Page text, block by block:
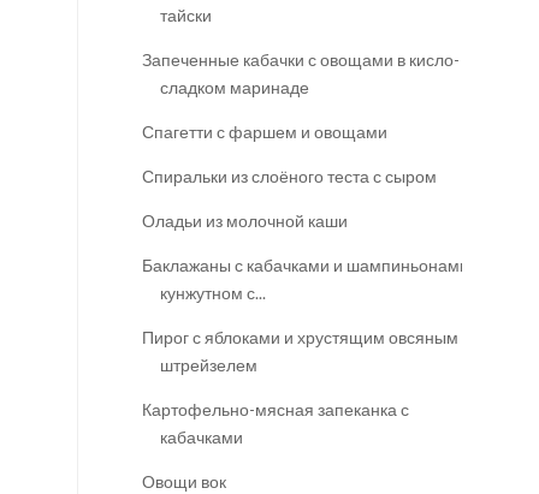
тайски
Запеченные кабачки с овощами в кисло-
сладком маринаде
Спагетти с фаршем и овощами
Спиральки из слоёного теста с сыром
Оладьи из молочной каши
Баклажаны с кабачками и шампиньонами в
кунжутном с...
Пирог с яблоками и хрустящим овсяным
штрейзелем
Картофельно-мясная запеканка с
кабачками
Овощи вок